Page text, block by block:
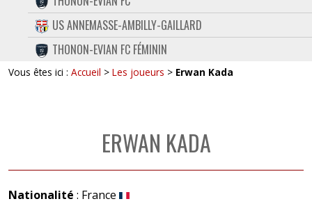
CONTACT
FACEBOOK
TWITTER
US ANNEMASSE-AMBILLY-GAILLARD
THONON-EVIAN FC FÉMININ
Vous êtes ici : Accueil > Les joueurs > Erwan Kada
ERWAN KADA
Nationalité : France